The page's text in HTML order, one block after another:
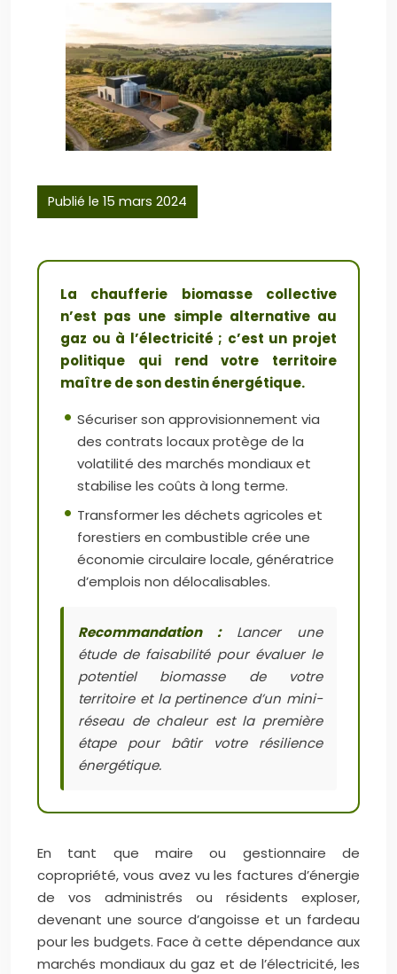
Publié le 15 mars 2024
La chaufferie biomasse collective
n’est pas une simple alternative au
gaz ou à l’électricité ; c’est un projet
politique qui rend votre territoire
maître de son destin énergétique.
Sécuriser son approvisionnement via
des contrats locaux protège de la
volatilité des marchés mondiaux et
stabilise les coûts à long terme.
Transformer les déchets agricoles et
forestiers en combustible crée une
économie circulaire locale, génératrice
d’emplois non délocalisables.
Recommandation :Lancer une
étude de faisabilité pour évaluer le
potentiel biomasse de votre
territoire et la pertinence d’un mini-
réseau de chaleur est la première
étape pour bâtir votre résilience
énergétique.
En tant que maire ou gestionnaire de
copropriété, vous avez vu les factures d’énergie
de vos administrés ou résidents exploser,
devenant une source d’angoisse et un fardeau
pour les budgets. Face à cette dépendance aux
marchés mondiaux du gaz et de l’électricité, les